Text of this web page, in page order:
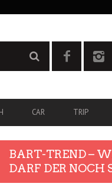
CAR TRIP
BART-TREND –
DARF DER NOCH